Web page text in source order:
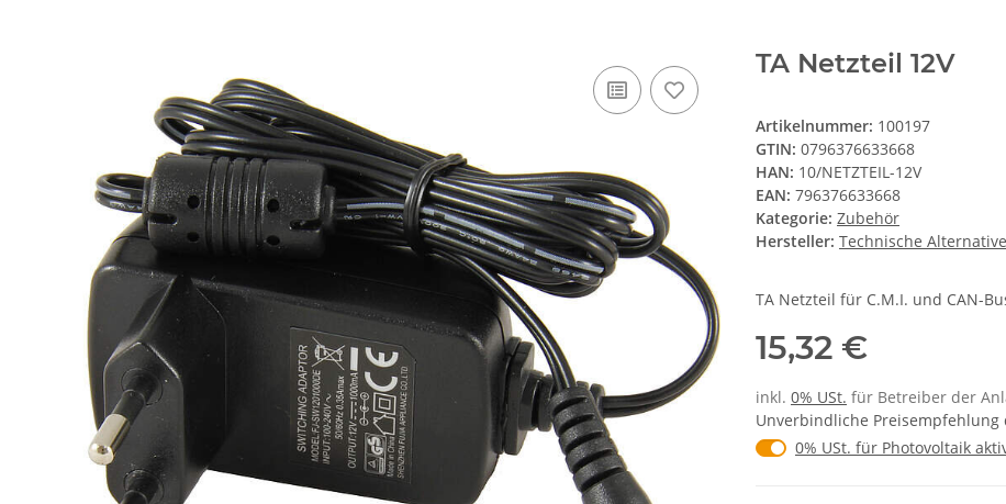
TA Netzteil 12V
Artikelnummer: 100197
GTIN: 0796376633668
HAN: 10/NETZTEIL-12V
EAN: 796376633668
Kategorie: Zubehör
Hersteller: Technische
TA Netzteil für C.M.I. und CAN-
15,32 €
inkl. 0% USt. für Betreiber der
Unverbindliche Preisempfehlung
0% USt. für Betreiber der
0% USt. für Photovoltaik